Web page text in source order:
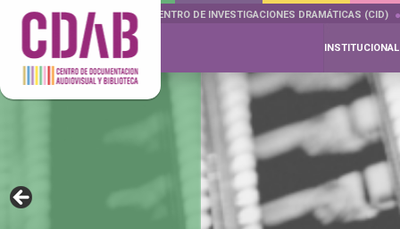
DOCUMENTA DRAMÁTICAS CENTRO DE INVESTIGACIONES DRAMÁTICAS (CID)
INSTITUCIONAL